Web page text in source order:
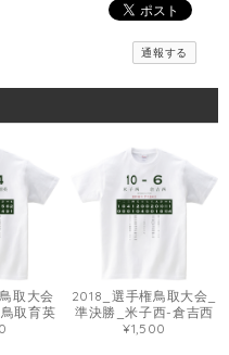
通報する
取大会
取育英
2018_選手権鳥取大会_
準決勝_米子西-倉吉西
¥1,500